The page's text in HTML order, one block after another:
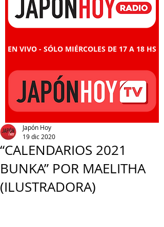
EN VIVO - SÓLO MIÉRCOLES DE 17 A 18 HS
“CALENDARIOS 2021
BUNKA” POR MAELITHA
(ILUSTRADORA)
Japón Hoy
19 dic 2020